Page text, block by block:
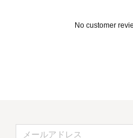
No customer